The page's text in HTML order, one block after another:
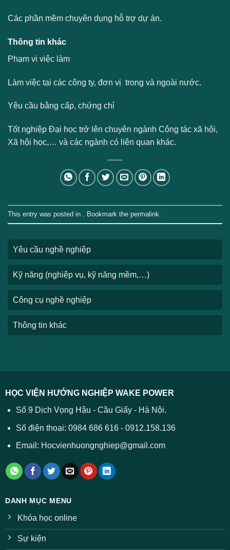
Yêu cầu nghề nghiệp
Kỹ năng (nghiệp vụ, kỹ năng mềm,…)
Công cụ nghề nghiệp
Thông tin khác
Các phần mềm chuyên dụng hỗ trợ dự án.
Thông tin khác
Phạm vi việc làm
Làm việc tại các công ty, đơn vị trong và ngoài nước.
Yêu cầu bằng cấp, chứng chỉ
Tốt nghiệp Đại học trở lên chuyên ngành Công tác xã hội,
Xã hội học,… và các ngành có liên quan khác.
This entry was posted in . Bookmark the permalink
HỌC VIỆN HƯỚNG NGHIỆP WAKE POWER
Số 9 Dịch Vọng Hậu - Cầu Giấy - Hà Nội.
Số điện thoại: 0984 686 616 - 0912.158.136
Email: Hocvienhuongnghiep@gmail.com
DANH MỤC MENU
Khóa học online
Sự kiện